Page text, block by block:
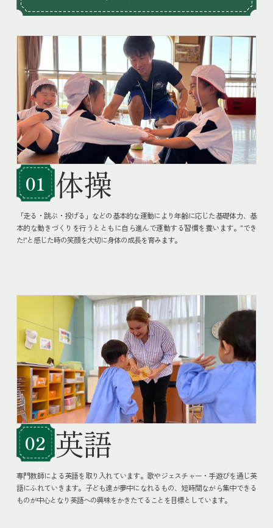
01 体操
「走る・跳ぶ・投げる」などの基本的な運動により年齢に応じた基礎体力、基
本的な動きづくりを行うとともに自ら進んで運動する習慣を養います。"でき
た!"と感じた時の笑顔を大切に身体の成長を育みます。
02 英語
専門教師による英語を取り入れています。歌やジェスチャー・手遊びを通じ英
語にふれていきます。子ども達が夢中になれるもの、短時間ながら集中できる
ものが中心となり英語への興味をかきたてることを目標としています。